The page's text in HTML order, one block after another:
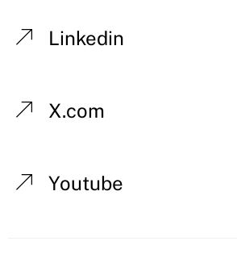
Linkedin
X.com
Youtube